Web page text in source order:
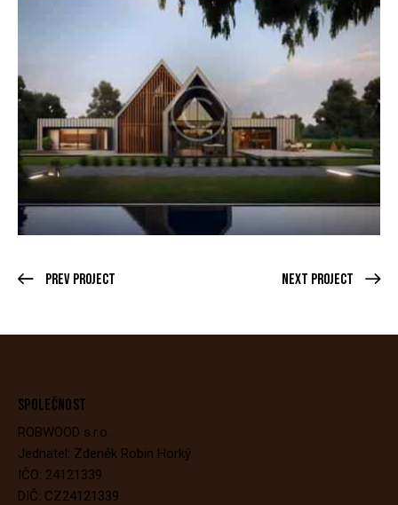
Prev Project Next Project
SPOLEČNOST
ROBWOOD s.r.o.
Jednatel: Zdeněk Robin Horký
IČO: 24121339
DIČ: CZ24121339